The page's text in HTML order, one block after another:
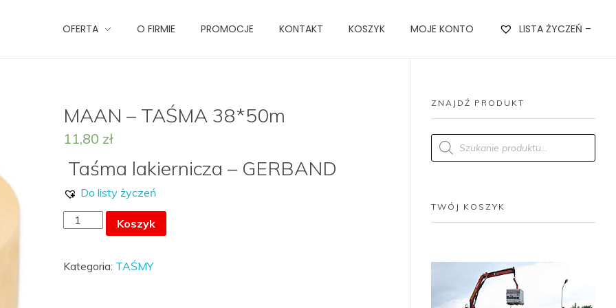
OFERTA O FIRMIE PROMOCJE KONTAKT KOSZYK MOJE KONTO LISTA ŻYCZEŃ –
MAAN – TAŚMA 38*50m
11,80 zł
Taśma lakiernicza – GERBAND
Do listy życzeń
ilość
TAŚMA
Koszyk
Kategoria: TAŚMY
ZNAJDŹ PRODUKT
Products
search
TWÓJ KOSZYK